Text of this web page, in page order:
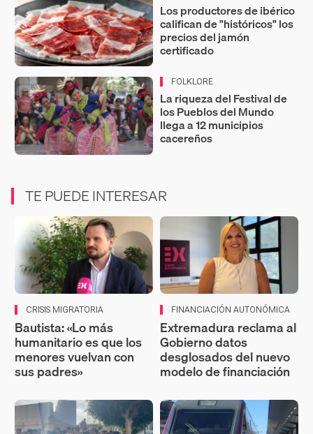
Los productores de ibérico
califican de "históricos" los
precios del jamón
certificado
FOLKLORE
La riqueza del Festival de
los Pueblos del Mundo
llega a 12 municipios
cacereños
TE PUEDE INTERESAR
CRISIS MIGRATORIA
Bautista: «Lo más
humanitario es que los
menores vuelvan con
sus padres»
FINANCIACIÓN AUTONÓMICA
Extremadura reclama al
Gobierno datos
desglosados del nuevo
modelo de financiación